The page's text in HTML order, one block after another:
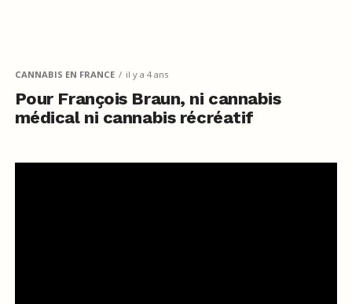
CANNABIS EN FRANCE il y a 4 ans
Pour François Braun, ni cannabis
médical ni cannabis récréatif